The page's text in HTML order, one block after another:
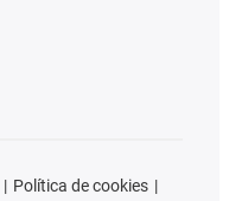
Política de cookies